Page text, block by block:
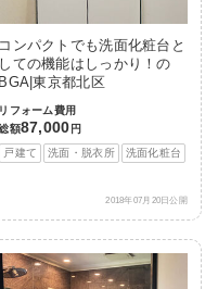
コンパクトでも洗面化粧台と
しての機能はしっかり！の
BGA|東京都北区
リフォーム費用
額87,000 円
戸建て
洗面・脱衣所 洗面化粧台
2018年07月20日公開